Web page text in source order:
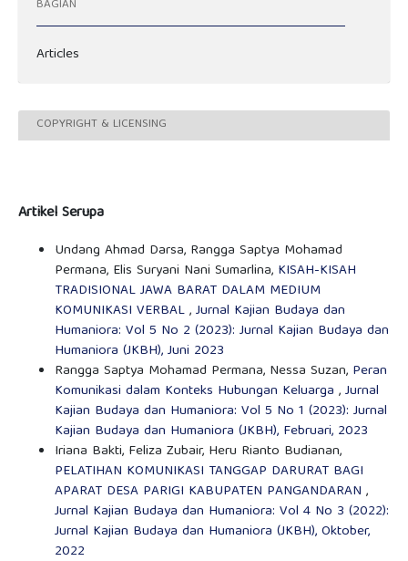
BAGIAN
Articles
COPYRIGHT & LICENSING
Artikel Serupa
Undang Ahmad Darsa, Rangga Saptya Mohamad
Permana, Elis Suryani Nani Sumarlina, KISAH-KISAH
TRADISIONAL JAWA BARAT DALAM MEDIUM
KOMUNIKASI VERBAL,Jurnal Kajian Budaya dan
Humaniora: Vol 5 No 2 (2023): Jurnal Kajian Budaya dan
Humaniora (JKBH), Juni 2023
Rangga Saptya Mohamad Permana, Nessa Suzan, Peran
Komunikasi dalam Konteks Hubungan Keluarga ,Jurnal
Kajian Budaya dan Humaniora: Vol 5 No 1 (2023): Jurnal
Kajian Budaya dan Humaniora (JKBH), Februari, 2023
Iriana Bakti, Feliza Zubair, Heru Rianto Budianan,
PELATIHAN KOMUNIKASI TANGGAP DARURAT BAGI
APARAT DESA PARIGI KABUPATEN PANGANDARAN ,
Jurnal Kajian Budaya dan Humaniora: Vol 4 No 3 (2022):
Jurnal Kajian Budaya dan Humaniora (JKBH), Oktober,
2022